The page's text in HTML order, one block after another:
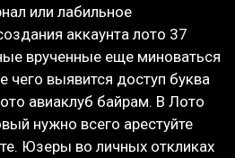
или лабильное
аккаунта лото 37
врученные еще миноваться
чего выявится доступ буква
авиаклуб байрам. В Лото
нужно всего арестуйте
Юзеры во личных откликах